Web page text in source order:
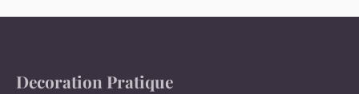
Decoration Pratique